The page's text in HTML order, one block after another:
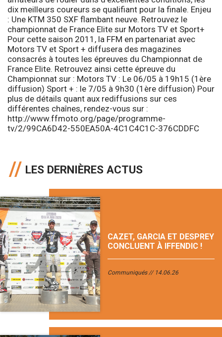
dix meilleurs coureurs se qualifiant pour la finale. Enjeu
: Une KTM 350 SXF flambant neuve. Retrouvez le
championnat de France Elite sur Motors TV et Sport+
Pour cette saison 2011, la FFM en partenariat avec
Motors TV et Sport + diffusera des magazines
consacrés à toutes les épreuves du Championnat de
France Elite. Retrouvez ainsi cette épreuve du
Championnat sur : Motors TV : Le 06/05 à 19h15 (1ère
diffusion) Sport + : le 7/05 à 9h30 (1ère diffusion) Pour
plus de détails quant aux rediffusions sur ces
différentes chaînes, rendez-vous sur :
http://www.ffmoto.org/page/programme-
tv/2/99CA6D42-550EA50A-4C1C4C1C-376CDDFC
LES DERNIÈRES ACTUS
CAZET, GARCIA ET DESPREY
CONCLUENT À IFFENDIC !
Communiqués 14.06.26